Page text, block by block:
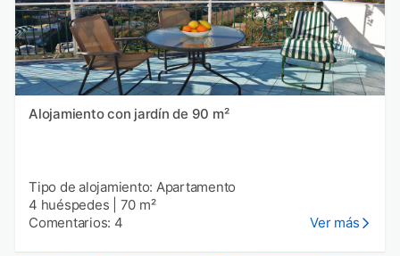
Alojamiento con jardín de 90 m²
Tipo de alojamiento: Apartamento
4 huéspedes
70 m²
Comentarios: 4
Ver más